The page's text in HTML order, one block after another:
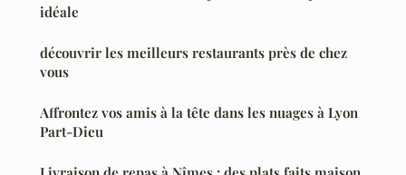
idéale
découvrir les meilleurs restaurants près de chez
vous
Affrontez vos amis à la tête dans les nuages à Lyon
Part-Dieu